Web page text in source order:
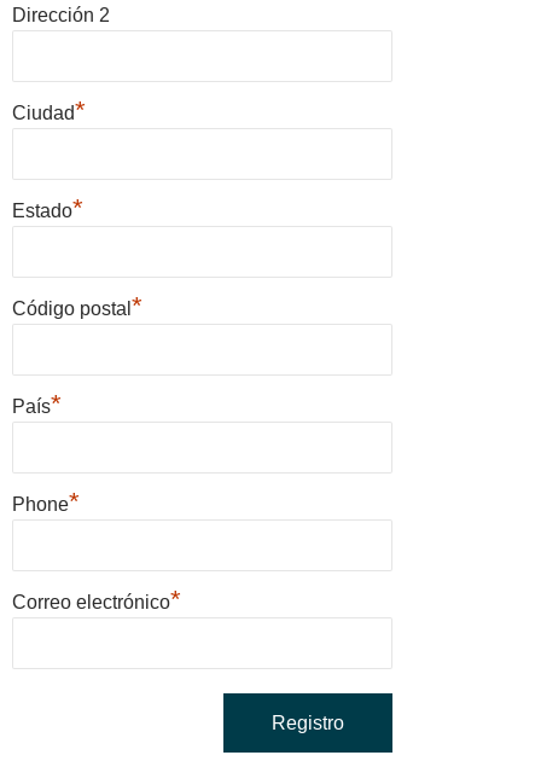
Dirección 2
Ciudad*
Estado*
Código postal *
País*
Phone*
Correo electrónico*